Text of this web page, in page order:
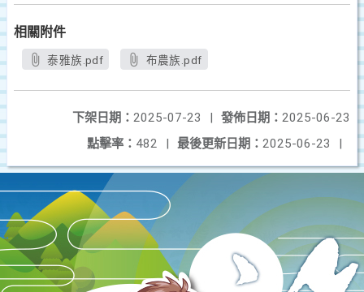
相關附件
泰雅族.pdf 布農族.pdf
發佈日期： 2025-06-23
下架日期： 2025-07-23
|
最後更新日期： 2025-06-23 |
點擊率： 482 |